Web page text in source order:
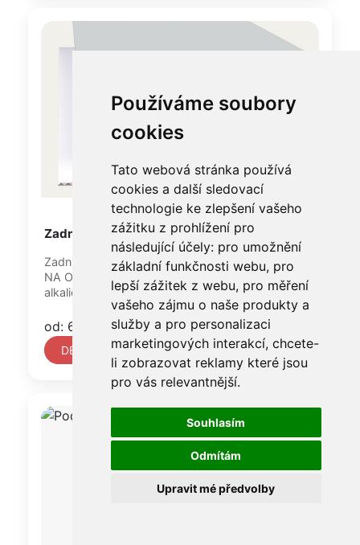
Používáme soubory
cookies
Tato webová stránka používá
cookies a další sledovací
technologie ke zlepšení vašeho
zážitku z prohlížení pro
následující účely: pro umožnění
základní funkčnosti webu, pro
lepší zážitek z webu, pro měření
vašeho zájmu o naše produkty a
služby a pro personalizaci
marketingových interakcí, chcete-
li zobrazovat reklamy které jsou
pro vás relevantnější.
Souhlasím
Odmítám
Upravit mé předvolby
Zadní deska KLUG, síla 1,8 mm
Zadní deska KLUG Corrugated board E-flute /
NA OBJEDNÁVKU / je velmi oblíbená archivní
alkalická vlnitá lepenka...
od: 6 960 Kč
DETAIL